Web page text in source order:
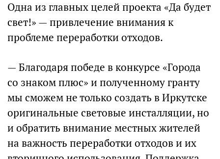
Одна из главных целей проекта «Да будет
свет!» — привлечение внимания к
проблеме переработки отходов.
— Благодаря победе в конкурсе «Города
со знаком плюс» и полученному гранту
мы сможем не только создать в Иркутске
оригинальные световые инсталляции, но
и обратить внимание местных жителей
на важность переработки отходов и их